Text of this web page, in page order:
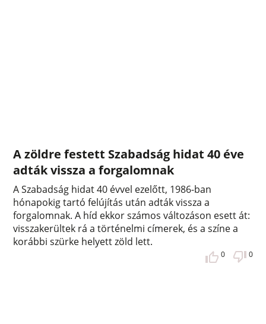
A zöldre festett Szabadság hidat 40 éve
adták vissza a forgalomnak
A Szabadság hidat 40 évvel ezelőtt, 1986-ban
hónapokig tartó felújítás után adták vissza a
forgalomnak. A híd ekkor számos változáson esett át:
visszakerültek rá a történelmi címerek, és a színe a
korábbi szürke helyett zöld lett.
0 0